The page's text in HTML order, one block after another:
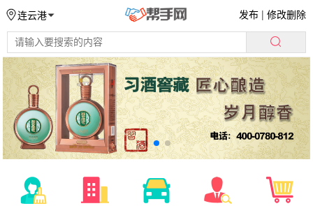
连云港 发布 |修改删除